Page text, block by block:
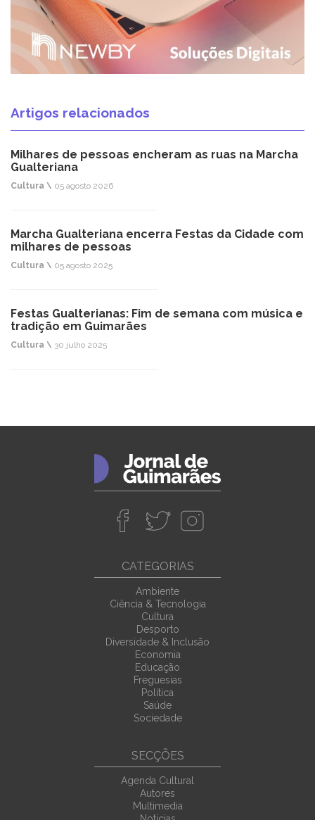
Artigos relacionados
Milhares de pessoas encheram as ruas na Marcha
Gualteriana
Cultura \ 05 agosto 2026
Marcha Gualteriana encerra Festas da Cidade com
milhares de pessoas
Cultura \ 05 agosto 2025
Festas Gualterianas: Fim de semana com música e
tradição em Guimarães
Cultura \ 30 julho 2025
CATEGORIAS
Ambiente
Ciência & Tecnologia
Cultura
Desporto
Diversidade & Inclusão
Economia
Educação
Freguesias
Política
Saúde
Sociedade
SECÇÕES
Agenda Cultural
Autores
Multimedia